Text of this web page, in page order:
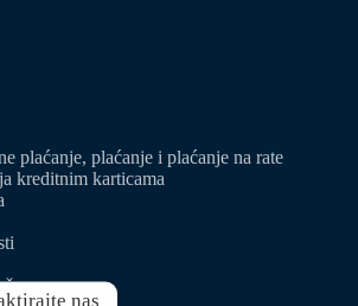
plaćanje, plaćanje i plaćanje na rate
kreditnim karticama
nas